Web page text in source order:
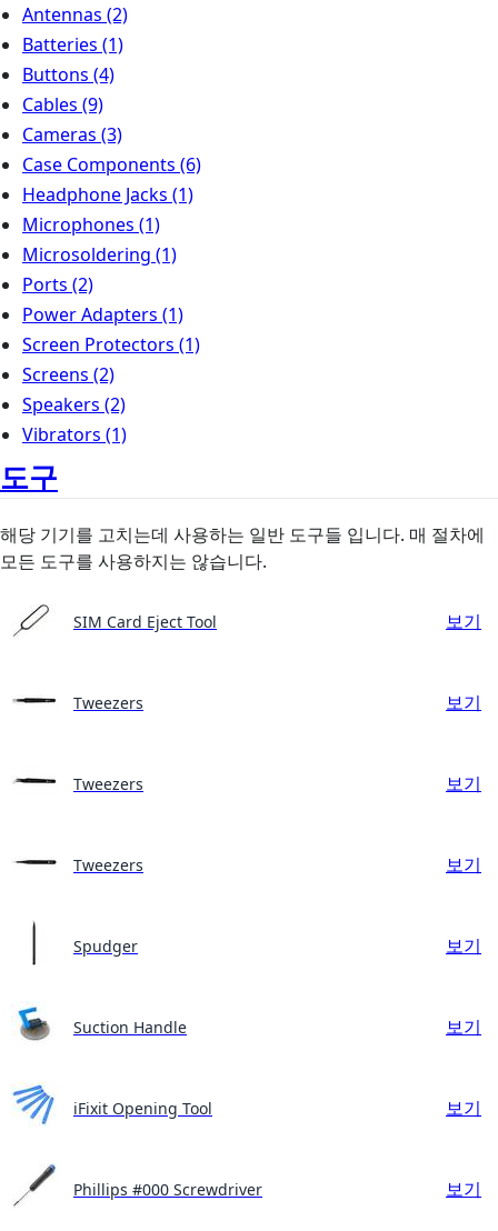
Antennas (2)
Batteries (1)
Buttons (4)
Cables (9)
Cameras (3)
Case Components (6)
Headphone Jacks (1)
Microphones (1)
Microsoldering (1)
Ports (2)
Power Adapters (1)
Screen Protectors (1)
Screens (2)
Speakers (2)
Vibrators (1)
도구
해당 기기를 고치는데 사용하는 일반 도구들 입니다. 매 절차에
모든 도구를 사용하지는 않습니다.
SIM Card Eject Tool 보기
Tweezers 보기
Tweezers 보기
Tweezers 보기
Spudger 보기
Suction Handle 보기
iFixit Opening Tool 보기
Phillips #000 Screwdriver 보기